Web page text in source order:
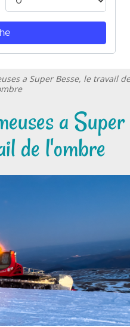
a Super Besse, le travail de
a Super
de l'ombre